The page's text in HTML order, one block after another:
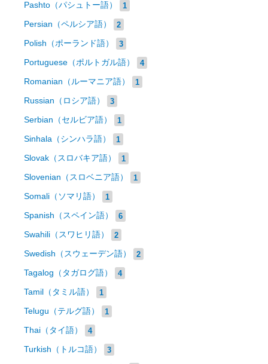
Pashto（パシュトー語） 1
Persian（ペルシア語） 2
Polish（ポーランド語） 3
Portuguese（ポルトガル語） 4
Romanian（ルーマニア語） 1
Russian（ロシア語） 3
Serbian（セルビア語） 1
Sinhala（シンハラ語） 1
Slovak（スロバキア語） 1
Slovenian（スロベニア語） 1
Somali（ソマリ語） 1
Spanish（スペイン語） 6
Swahili（スワヒリ語） 2
Swedish（スウェーデン語） 2
Tagalog（タガログ語） 4
Tamil（タミル語） 1
Telugu（テルグ語） 1
Thai（タイ語） 4
Turkish（トルコ語） 3